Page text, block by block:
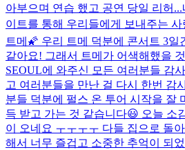
아부으며 연습 했고 공연 당일 리허...
이트를 통해 우리들에게 보내주는
트메🌠 우리 트메 덕분에 콘서트 3
같아요! 그래서 트메가 어색해했을
SEOUL에 와주신 모든 여러분들 감
고 여러분들을 만난 걸 다시 한번 감
분들 덕분에 펄스 온 투어 시작을
득 받고 가는 것 같습니다😃 오늘 소
이 오네요 ㅜㅜㅜㅜ 다들 집으로 돌
해서 너무 즐겁고 소중한 추억이 되